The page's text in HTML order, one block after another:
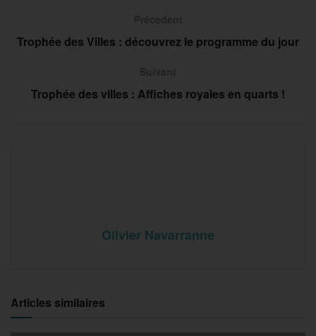
Trophée des Villes : découvrez le programme du jour
Trophée des villes : Affiches royales en quarts !
Olivier Navarranne
Articles similaires